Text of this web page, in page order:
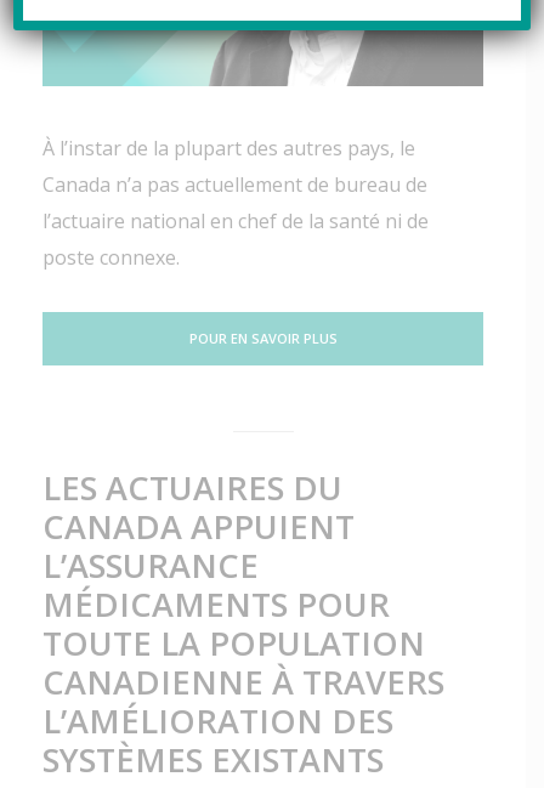
À l’instar de la plupart des autres pays, le
Canada n’a pas actuellement de bureau de
l’actuaire national en chef de la santé ni de
poste connexe.
POUR EN SAVOIR PLUS
LES ACTUAIRES DU
CANADA APPUIENT
L’ASSURANCE
MÉDICAMENTS POUR
TOUTE LA POPULATION
CANADIENNE À TRAVERS
L’AMÉLIORATION DES
SYSTÈMES EXISTANTS